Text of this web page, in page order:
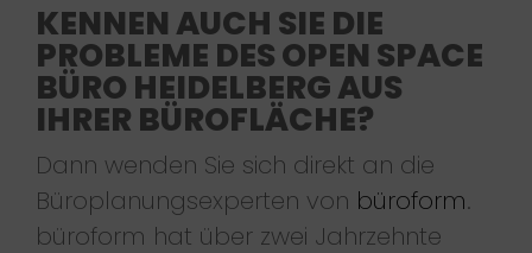
KENNEN AUCH SIE DIE
PROBLEME DES OPEN SPACE
BÜRO HEIDELBERG AUS
IHRER BÜROFLÄCHE?
Dann wenden Sie sich direkt an die
Büroplanungsexperten von büroform.
büroform hat über zwei Jahrzehnte